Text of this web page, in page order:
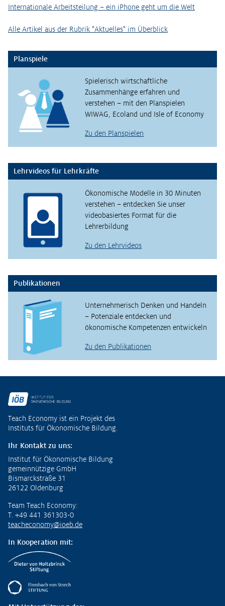
Internationale Arbeitsteilung – ein iPhone geht um die Welt
Alle Artikel aus der Rubrik "Aktuelles" im Überblick
Planspiele
Spielerisch wirtschaftliche
Zusammenhänge erfahren und
verstehen – mit den Planspielen
WIWAG, Ecoland und Isle of Economy
Zu den Planspielen
Lehrvideos für Lehrkräfte
Ökonomische Modelle in 30 Minuten
verstehen – entdecken Sie unser
videobasiertes Format für die
Lehrerbildung
Zu den Lehrvideos
Publikationen
Unternehmerisch Denken und Handeln
– Potenziale entdecken und
ökonomische Kompetenzen entwickeln
Zu den Publikationen
Teach Economy ist ein Projekt des
Instituts für Ökonomische Bildung.
Ihr Kontakt zu uns:
Institut für Ökonomische Bildung
gemeinnützige GmbH
Bismarckstraße 31
26122 Oldenburg
Team Teach Economy:
T. +49 441 361303-0
teacheconomy@ioeb.de
In Kooperation mit: